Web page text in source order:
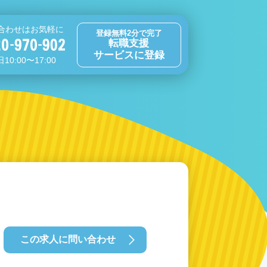
わせはお気軽に
10:00〜17:00
登録無料2分で完了
転職支援
サービスに登録
この求人に問い合わせ